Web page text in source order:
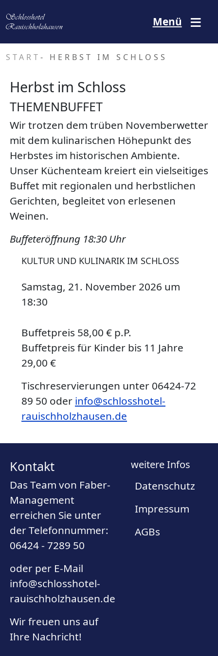
Menü
START - HERBST IM SCHLOSS
Herbst im Schloss
THEMENBUFFET
Wir trotzen dem trüben Novemberwetter
mit dem kulinarischen Höhepunkt des
Herbstes im historischen Ambiente.
Unser Küchenteam kreiert ein vielseitiges
Buffet mit regionalen und herbstlichen
Gerichten, begleitet von erlesenen
Weinen.
Buffeteröffnung 18:30 Uhr
KULTUR UND KULINARIK IM SCHLOSS
Samstag, 21. November 2026 um
18:30
Buffetpreis 58,00 € p.P.
Buffetpreis für Kinder bis 11 Jahre
29,00 €
Tischreservierungen unter 06424-72
89 50 oder info@schlosshotel-
rauischholzhausen.de
Kontakt
Das Team von Faber-
Management
erreichen Sie unter
der Telefonnummer:
06424 - 7289 50
oder per E-Mail
info@schlosshotel-
rauischholzhausen.de
Wir freuen uns auf
Ihre Nachricht!
weitere Infos
Datenschutz
Impressum
AGBs